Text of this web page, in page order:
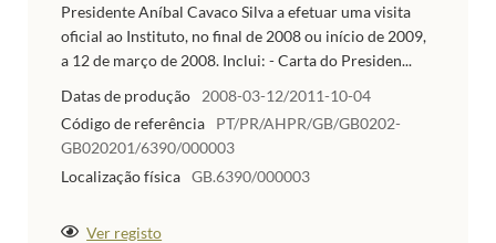
Presidente Aníbal Cavaco Silva a efetuar uma visita
oficial ao Instituto, no final de 2008 ou início de 2009,
a 12 de março de 2008. Inclui: - Carta do Presiden...
Datas de produção
2008-03-12/2011-10-04
Código de referência
PT/PR/AHPR/GB/GB0202-
GB020201/6390/000003
Localização física GB.6390/000003
Ver registo